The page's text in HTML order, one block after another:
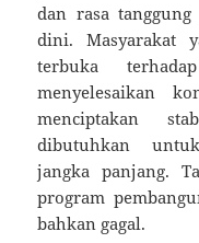
dan rasa
dini. Masyarakat
terbuka
menyelesaikan
menciptakan
dibutuhkan
jangka panjang.
program
bahkan gagal.